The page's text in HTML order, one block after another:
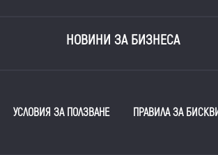
НОВИНИ ЗА БИЗНЕСА
УСЛОВИЯ ЗА ПОЛЗВАНЕ ПРАВИЛА ЗА